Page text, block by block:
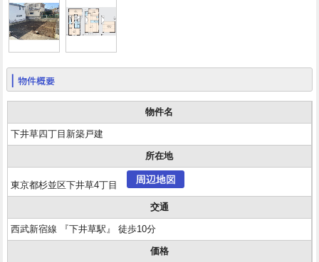
物件概要
物件名
下井草四丁目新築戸建
所在地
東京都杉並区下井草4丁目
交通
西武新宿線 『下井草駅』 徒歩10分
価格